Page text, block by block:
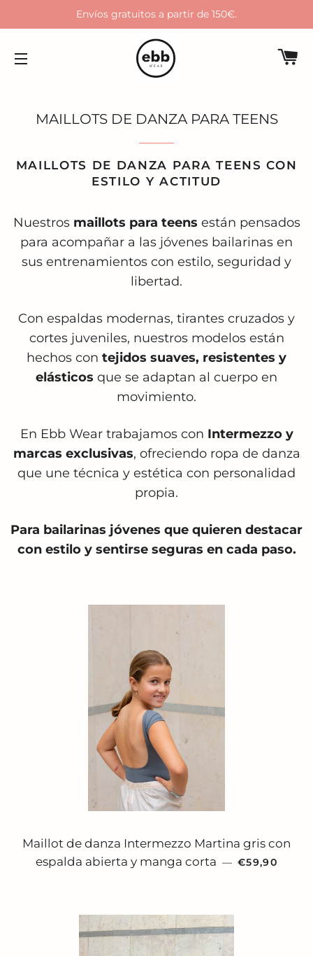
Envíos gratuitos a partir de 150€.
MAILLOTS DE DANZA PARA TEENS
MAILLOTS DE DANZA PARA TEENS CON
ESTILO Y ACTITUD
Nuestros maillots para teens están pensados
para acompañar a las jóvenes bailarinas en
sus entrenamientos con estilo, seguridad y
libertad.
Con espaldas modernas, tirantes cruzados y
cortes juveniles, nuestros modelos están
hechos con tejidos suaves, resistentes y
elásticos que se adaptan al cuerpo en
movimiento.
En Ebb Wear trabajamos con Intermezzo y
marcas exclusivas, ofreciendo ropa de danza
que une técnica y estética con personalidad
propia.
Para bailarinas jóvenes que quieren destacar
con estilo y sentirse seguras en cada paso.
Maillot de danza Intermezzo Martina gris con
espalda abierta y manga corta — PRECIO
€59,90